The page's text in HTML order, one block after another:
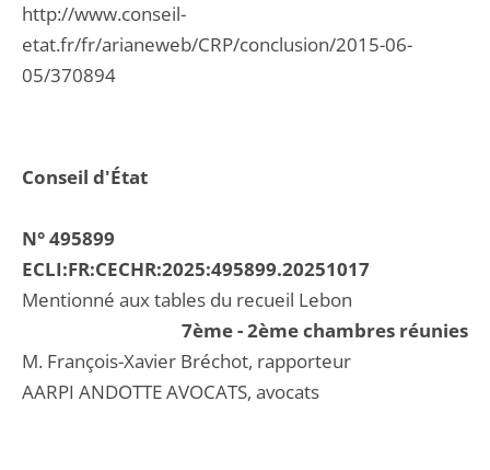
Conseil d'État
N° 495899
ECLI:FR:CECHR:2025:495899.20251017
Mentionné aux tables du recueil Lebon
7ème - 2ème chambres réunies
M. François-Xavier Bréchot, rapporteur
AARPI ANDOTTE AVOCATS, avocats
http://www.conseil-
etat.fr/fr/arianeweb/CRP/conclusion/2015-06-
05/370894